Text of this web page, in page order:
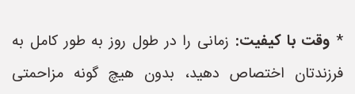
* وقت با کیفیت: زمانی را در طول روز به طور کامل به
فرزندتان اختصاص دهید، بدون هیچ گونه مزاحمتی